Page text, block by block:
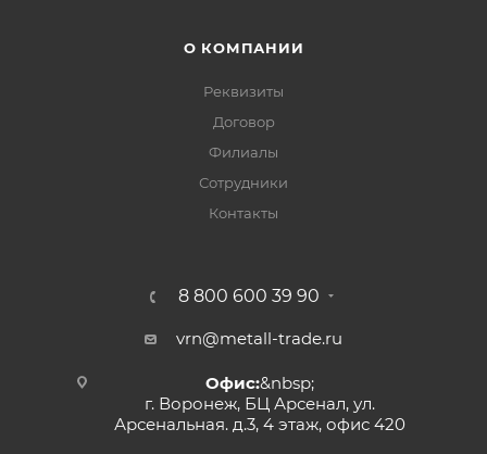
О КОМПАНИИ
Реквизиты
Договор
Филиалы
Сотрудники
Контакты
8 800 600 39 90
vrn@metall-trade.ru
Офис:&nbsp;
г. Воронеж, БЦ Арсенал, ул.
Арсенальная. д.3, 4 этаж, офис 420